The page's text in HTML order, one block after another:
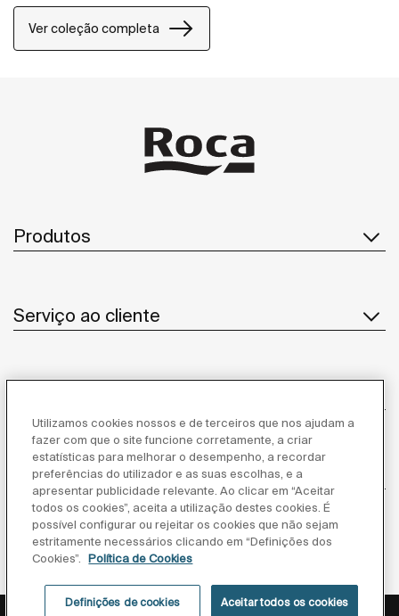
Ver coleção completa
Produtos
Serviço ao cliente
Inspiração
Siga-nos
Política de privacidade
Utilizamos cookies nossos e de terceiros que nos ajudam a
fazer com que o site funcione corretamente, a criar
estatísticas para melhorar o desempenho, a recordar
preferências do utilizador e as suas escolhas, e a
apresentar publicidade relevante. Ao clicar em “Aceitar
todos os cookies”, aceita a utilização destes cookies. É
possível configurar ou rejeitar os cookies que não sejam
estritamente necessários clicando em “Definições dos
Cookies”.
Política de Cookies
Definições de cookies Aceitar todos os cookies